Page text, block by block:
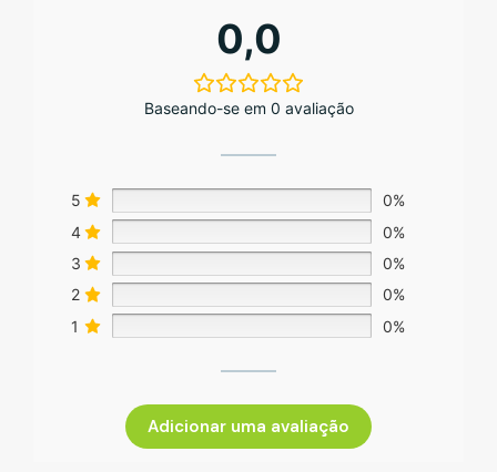
0,0
Baseando-se em 0 avaliação
5
0%
4
0%
3
0%
2
0%
1
0%
Adicionar uma avaliação